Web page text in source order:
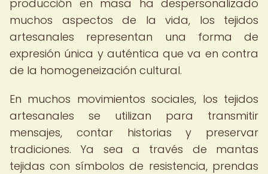
producción en masa ha despersonalizado
muchos aspectos de la vida, los tejidos
artesanales representan una forma de
expresión única y auténtica que va en contra
de la homogeneización cultural.
En muchos movimientos sociales, los tejidos
artesanales se utilizan para transmitir
mensajes, contar historias y preservar
tradiciones. Ya sea a través de mantas
tejidas con símbolos de resistencia, prendas